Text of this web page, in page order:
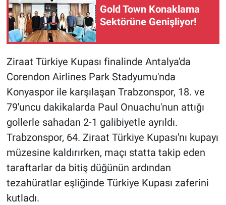
Gold Town Konaklama
Sektörüne Genişliyor!
Ziraat Türkiye Kupası finalinde Antalya'da
Corendon Airlines Park Stadyumu'nda
Konyaspor ile karşılaşan Trabzonspor, 18. ve
79'uncu dakikalarda Paul Onuachu'nun attığı
gollerle sahadan 2-1 galibiyetle ayrıldı.
Trabzonspor, 64. Ziraat Türkiye Kupası'nı kupayı
müzesine kaldırırken, maçı statta takip eden
taraftarlar da bitiş düğünün ardından
tezahüratlar eşliğinde Türkiye Kupası zaferini
kutladı.